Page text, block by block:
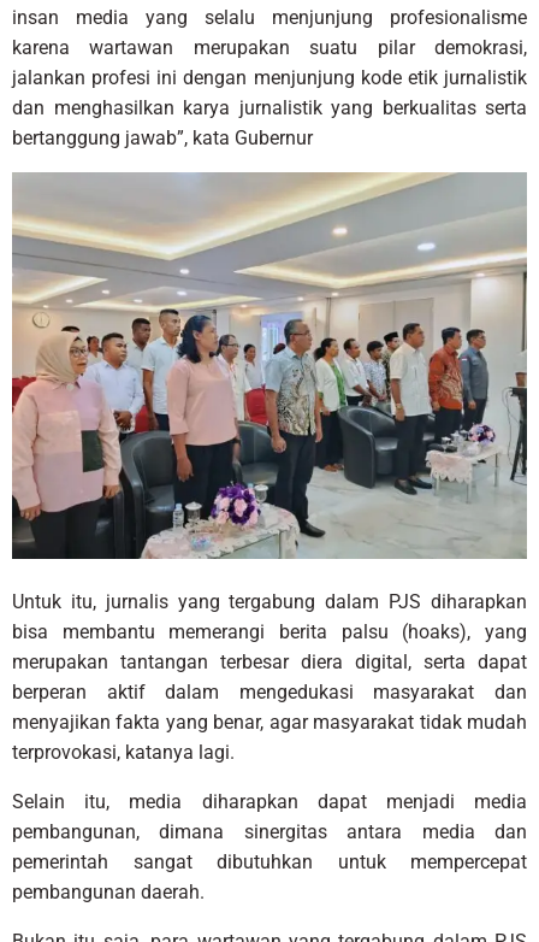
insan media yang selalu menjunjung profesionalisme
karena wartawan merupakan suatu pilar demokrasi,
jalankan profesi ini dengan menjunjung kode etik jurnalistik
dan menghasilkan karya jurnalistik yang berkualitas serta
bertanggung jawab”, kata Gubernur
Untuk itu, jurnalis yang tergabung dalam PJS diharapkan
bisa membantu memerangi berita palsu (hoaks), yang
merupakan tantangan terbesar diera digital, serta dapat
berperan aktif dalam mengedukasi masyarakat dan
menyajikan fakta yang benar, agar masyarakat tidak mudah
terprovokasi, katanya lagi.
Selain itu, media diharapkan dapat menjadi media
pembangunan, dimana sinergitas antara media dan
pemerintah sangat dibutuhkan untuk mempercepat
pembangunan daerah.